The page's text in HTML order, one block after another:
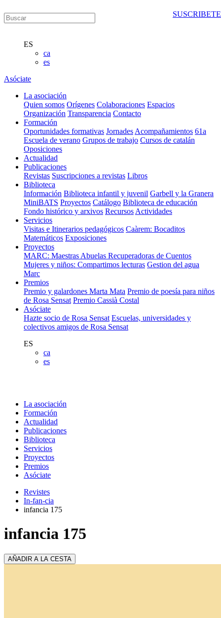
ES
ca
es
Asóciate
La asociación
Quien somos Orígenes Colaboraciones Espacios
Organización Transparencia Contacto
Formación
Oportunidades formativas Jornades Acompañamientos 61a
Escuela de verano Grupos de trabajo Cursos de catalán
Oposiciones
Actualidad
Publicaciones
Revistas Suscripciones a revistas Libros
Biblioteca
Información Biblioteca infantil y juvenil Garbell y la Granera
MiniBATS Proyectos Catálogo Biblioteca de educación
Fondo histórico y arxivos Recursos Actividades
Servicios
Visitas e Itinerarios pedagógicos Caàrem: Bocaditos
Matemáticos Exposiciones
Proyectos
MARC: Maestras Abuelas Recuperadoras de Cuentos
Mujeres y niños: Compartimos lecturas Gestion del agua
Marc
Premios
Premio y galardones Marta Mata Premio de poesía para niños
de Rosa Sensat Premio Cassià Costal
Asóciate
Hazte socio de Rosa Sensat Escuelas, universidades y
colectivos amigos de Rosa Sensat
ES
ca
es
La asociación
Formación
Actualidad
Publicaciones
Biblioteca
Servicios
Proyectos
Premios
Asóciate
Revistes
In-fan-cia
infancia 175
infancia 175
AÑADIR A LA CESTA
SUSCRIBETE